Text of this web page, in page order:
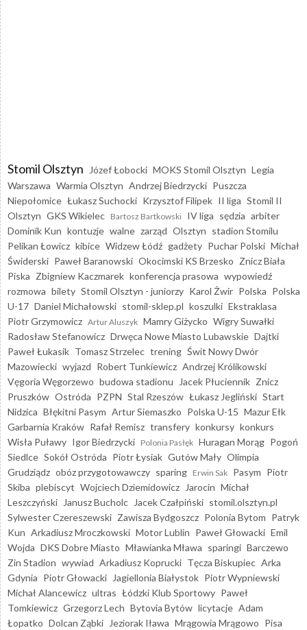
Stomil Olsztyn Józef Łobocki MOKS Stomil Olsztyn Legia
Warszawa Warmia Olsztyn Andrzej Biedrzycki Puszcza
Niepołomice Łukasz Suchocki Krzysztof Filipek II liga Stomil II
Olsztyn GKS Wikielec Bartosz Bartkowski IV liga sędzia arbiter
Dominik Kun kontuzje walne zarząd Olsztyn stadion Stomilu
Pelikan Łowicz kibice Widzew Łódź gadżety Puchar Polski Michał
Świderski Paweł Baranowski Okocimski KS Brzesko Znicz Biała
Piska Zbigniew Kaczmarek konferencja prasowa wypowiedź
rozmowa bilety Stomil Olsztyn - juniorzy Karol Żwir Polska Polska
U-17 Daniel Michałowski stomil-sklep.pl koszulki Ekstraklasa
Piotr Grzymowicz Artur Aluszyk Mamry Giżycko Wigry Suwałki
Radosław Stefanowicz Drwęca Nowe Miasto Lubawskie Dajtki
Paweł Łukasik Tomasz Strzelec trening Świt Nowy Dwór
Mazowiecki wyjazd Robert Tunkiewicz Andrzej Królikowski
Vęgoria Węgorzewo budowa stadionu Jacek Płuciennik Znicz
Pruszków Ostróda PZPN Stal Rzeszów Łukasz Jegliński Start
Nidzica Błękitni Pasym Artur Siemaszko Polska U-15 Mazur Ełk
Garbarnia Kraków Rafał Remisz transfery konkursy konkurs
Wisła Puławy Igor Biedrzycki Polonia Pasłęk Huragan Morąg Pogoń
Siedlce Sokół Ostróda Piotr Łysiak Gutów Mały Olimpia
Grudziądz obóz przygotowawczy sparing Erwin Sak Pasym Piotr
Skiba plebiscyt Wojciech Dziemidowicz Jarocin Michał
Leszczyński
Janusz Bucholc Jacek Czałpiński stomil.olsztyn.pl
Sylwester Czereszewski Zawisza Bydgoszcz Polonia Bytom Patryk
Kun Arkadiusz Mroczkowski Motor Lublin Paweł Głowacki Emil
Wojda DKS Dobre Miasto Mławianka Mława sparingi Barczewo
Zin Stadion wywiad Arkadiusz Koprucki Tęcza Biskupiec Arka
Gdynia Piotr Głowacki Jagiellonia Białystok Piotr Wypniewski
Michał Alancewicz ultras Łódzki Klub Sportowy Paweł
Tomkiewicz Grzegorz Lech Bytovia Bytów licytacje Adam
Łopatko Dolcan Ząbki Jeziorak Iława Mrągowia Mrągowo Pisa